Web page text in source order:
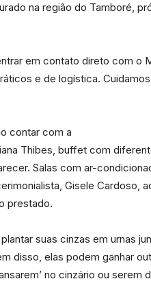
na região do Tamboré,
em contato direto com o
e de logística.
contar com a
Thibes, buffet com
Salas com ar-
Gisele Cardoso,
prestado.
suas cinzas em urnas
disso, elas podem ganhar
no cinzário ou serem